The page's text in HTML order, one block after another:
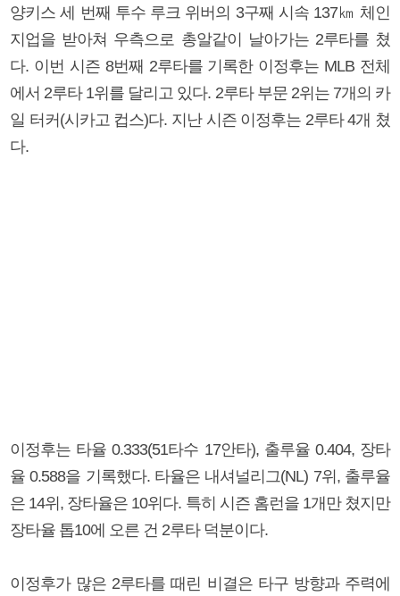
양키스 세 번째 투수 루크 위버의 3구째 시속 137㎞ 체인
지업을 받아쳐 우측으로 총알같이 날아가는 2루타를 쳤
다. 이번 시즌 8번째 2루타를 기록한 이정후는 MLB 전체
에서 2루타 1위를 달리고 있다. 2루타 부문 2위는 7개의 카
일 터커(시카고 컵스)다. 지난 시즌 이정후는 2루타 4개 쳤
다.
이정후는 타율 0.333(51타수 17안타), 출루율 0.404, 장타
율 0.588을 기록했다. 타율은 내셔널리그(NL) 7위, 출루율
은 14위, 장타율은 10위다. 특히 시즌 홈런을 1개만 쳤지만
장타율 톱10에 오른 건 2루타 덕분이다.
이정후가 많은 2루타를 때린 비결은 타구 방향과 주력에